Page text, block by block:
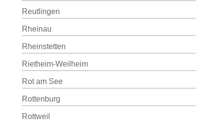
Reutlingen
Rheinau
Rheinstetten
Rietheim-Weilheim
Rot am See
Rottenburg
Rottweil